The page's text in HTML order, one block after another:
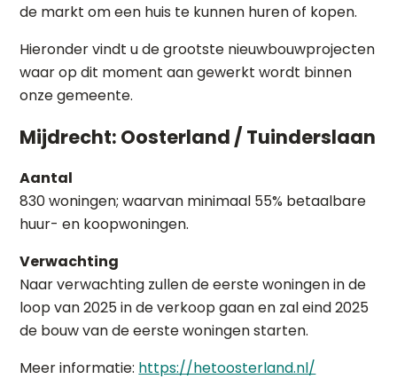
de markt om een huis te kunnen huren of kopen.
Hieronder vindt u de grootste nieuwbouwprojecten
waar op dit moment aan gewerkt wordt binnen
onze gemeente.
Mijdrecht: Oosterland / Tuinderslaan
Aantal
830 woningen; waarvan minimaal 55% betaalbare
huur- en koopwoningen.
Verwachting
Naar verwachting zullen de eerste woningen in de
loop van 2025 in de verkoop gaan en zal eind 2025
de bouw van de eerste woningen starten.
Meer informatie: https://hetoosterland.nl/